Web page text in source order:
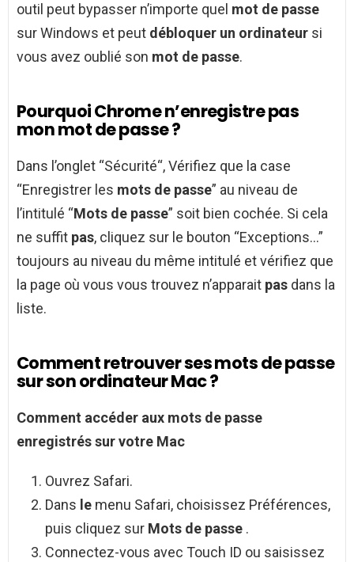
outil peut bypasser n’importe quel mot de passe
sur Windows et peut débloquer un ordinateur si
vous avez oublié son mot de passe.
Pourquoi Chrome n’enregistre pas
mon mot de passe ?
Dans l’onglet “Sécurité“, Vérifiez que la case
“Enregistrer les mots de passe” au niveau de
l’intitulé “Mots de passe” soit bien cochée. Si cela
ne suffit pas, cliquez sur le bouton “Exceptions…”
toujours au niveau du même intitulé et vérifiez que
la page où vous vous trouvez n’apparait pas dans la
liste.
Comment retrouver ses mots de passe
sur son ordinateur Mac ?
Comment accéder aux mots de passe
enregistrés sur votre Mac
Ouvrez Safari.
Dans le menu Safari, choisissez Préférences,
puis cliquez sur Mots de passe .
Connectez-vous avec Touch ID ou saisissez